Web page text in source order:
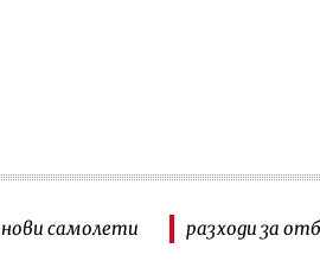
нови самолети разходи за